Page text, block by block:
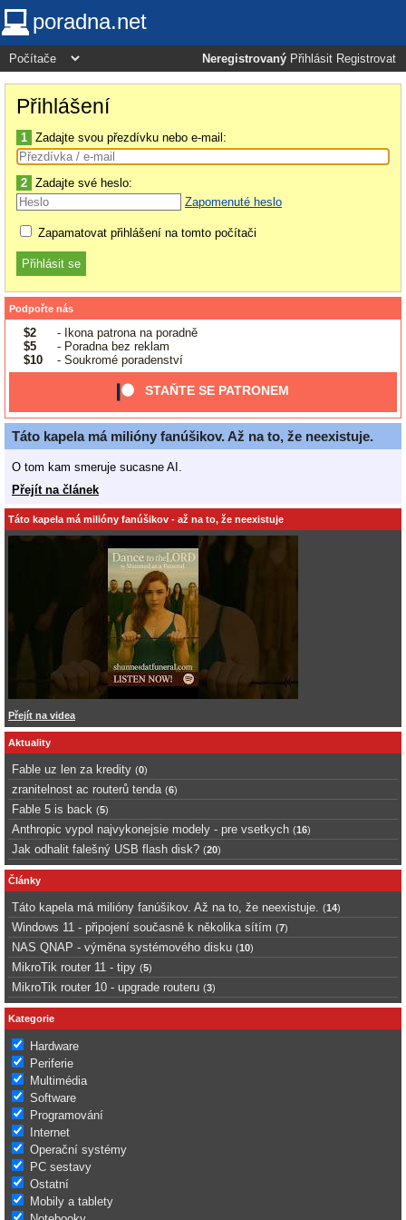
poradna.net
Neregistrovaný Přihlásit Registrovat
Přihlášení
1 Zadajte svou přezdívku nebo e-mail:
2 Zadajte své heslo:
Zapomenuté heslo
Zapamatovat přihlášení na tomto počítači
Podpořte nás
$2
- Ikona patrona na poradně
$5
- Poradna bez reklam
$10
- Soukromé poradenství
STAŇTE SE PATRONEM
Táto kapela má milióny fanúšikov. Až na to, že neexistuje.
O tom kam smeruje sucasne AI.
Přejít na článek
Táto kapela má milióny fanúšikov - až na to, že neexistuje
Přejít na videa
Aktuality
Fable uz len za kredity (0)
zranitelnost ac routerů tenda (6)
Fable 5 is back (5)
Anthropic vypol najvykonejsie modely - pre vsetkych (16)
Jak odhalit falešný USB flash disk? (20)
Články
Táto kapela má milióny fanúšikov. Až na to, že neexistuje. (14)
Windows 11 - připojení současně k několika sítím (7)
NAS QNAP - výměna systémového disku (10)
MikroTik router 11 - tipy (5)
MikroTik router 10 - upgrade routeru (3)
Kategorie
Hardware
Periferie
Multimédia
Software
Programování
Internet
Operační systémy
PC sestavy
Ostatní
Mobily a tablety